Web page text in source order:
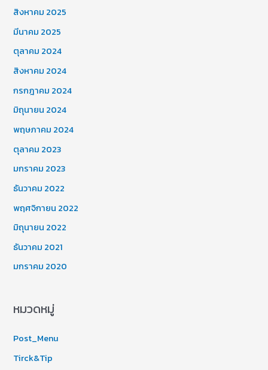
สิงหาคม 2025
มีนาคม 2025
ตุลาคม 2024
สิงหาคม 2024
กรกฎาคม 2024
มิถุนายน 2024
พฤษภาคม 2024
ตุลาคม 2023
มกราคม 2023
ธันวาคม 2022
พฤศจิกายน 2022
มิถุนายน 2022
ธันวาคม 2021
มกราคม 2020
หมวดหมู่
Post_Menu
Tirck&Tip